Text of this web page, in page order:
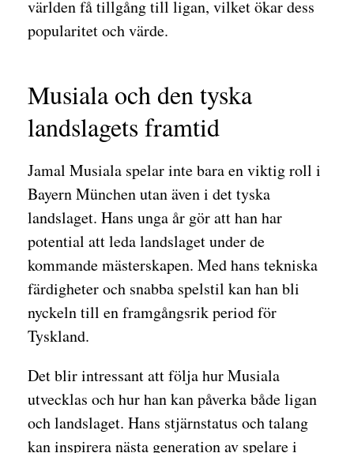
världen få tillgång till ligan, vilket ökar dess
popularitet och värde.
Musiala och den tyska
landslagets framtid
Jamal Musiala spelar inte bara en viktig roll i
Bayern München utan även i det tyska
landslaget. Hans unga år gör att han har
potential att leda landslaget under de
kommande mästerskapen. Med hans tekniska
färdigheter och snabba spelstil kan han bli
nyckeln till en framgångsrik period för
Tyskland.
Det blir intressant att följa hur Musiala
utvecklas och hur han kan påverka både ligan
och landslaget. Hans stjärnstatus och talang
kan inspirera nästa generation av spelare i